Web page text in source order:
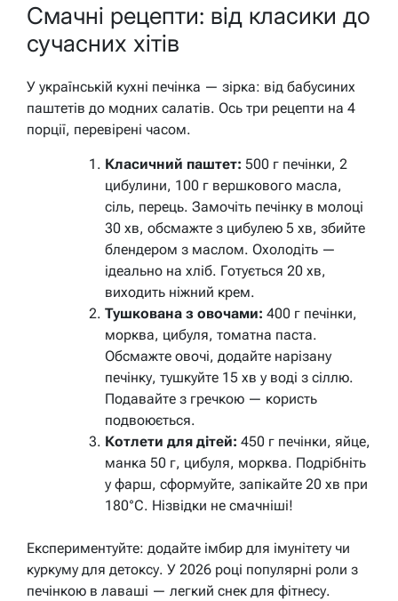
Смачні рецепти: від класики до
сучасних хітів
У українській кухні печінка — зірка: від бабусиних
паштетів до модних салатів. Ось три рецепти на 4
порції, перевірені часом.
Класичний паштет: 500 г печінки, 2
цибулини, 100 г вершкового масла,
сіль, перець. Замочіть печінку в молоці
30 хв, обсмажте з цибулею 5 хв, збийте
блендером з маслом. Охолодіть —
ідеально на хліб. Готується 20 хв,
виходить ніжний крем.
Тушкована з овочами: 400 г печінки,
морква, цибуля, томатна паста.
Обсмажте овочі, додайте нарізану
печінку, тушкуйте 15 хв у воді з сіллю.
Подавайте з гречкою — користь
подвоюється.
Котлети для дітей: 450 г печінки, яйце,
манка 50 г, цибуля, морква. Подрібніть
у фарш, сформуйте, запікайте 20 хв при
180°C. Нізвідки не смачніші!
Експериментуйте: додайте імбир для імунітету чи
куркуму для детоксу. У 2026 році популярні роли з
печінкою в лаваші — легкий снек для фітнесу.